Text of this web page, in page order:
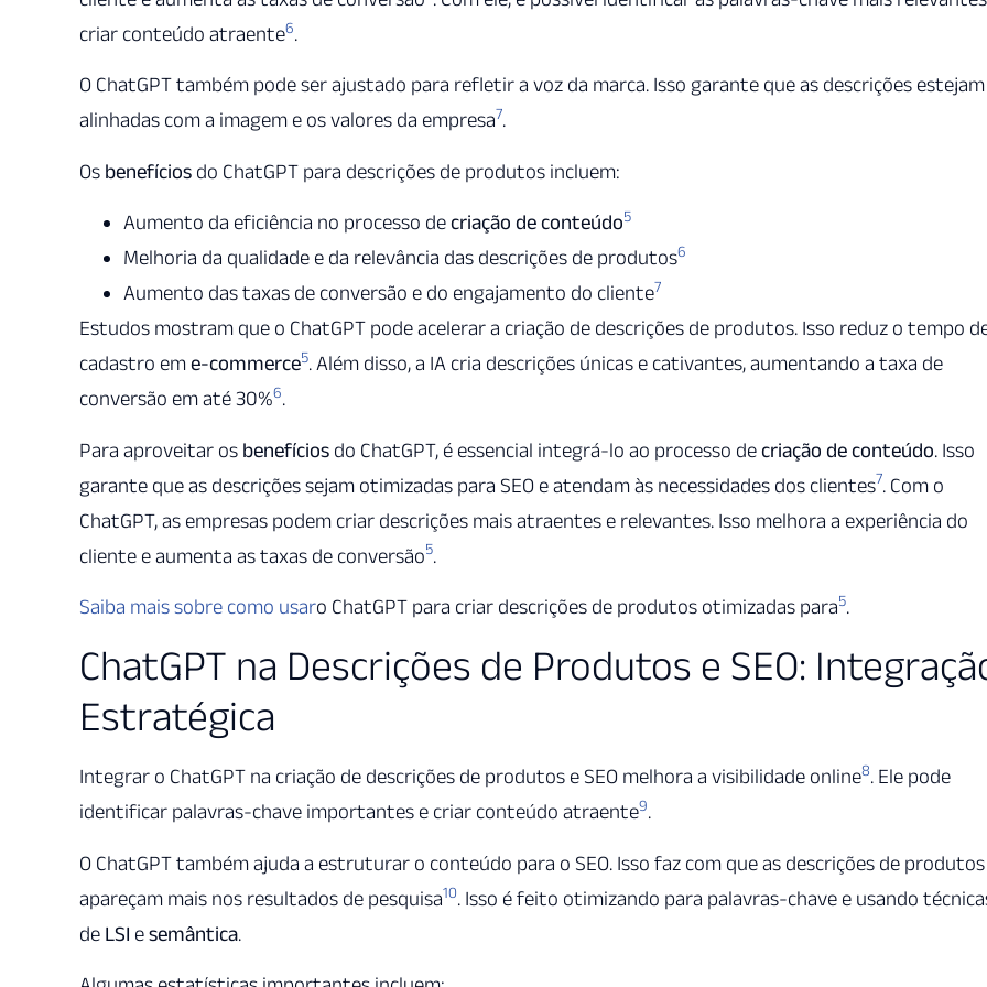
criar conteúdo atraente6.
O ChatGPT também pode ser ajustado para refletir a voz da marca. Isso garante que as descrições estejam
alinhadas com a imagem e os valores da empresa7.
Os benefícios do ChatGPT para descrições de produtos incluem:
Aumento da eficiência no processo decriação de conteúdo5
Melhoria da qualidade e da relevância das descrições de produtos6
Aumento das taxas de conversão e do engajamento do cliente7
Estudos mostram que o ChatGPT pode acelerar a criação de descrições de produtos. Isso reduz o tempo
cadastro eme-commerce5. Além disso, a IA cria descrições únicas e cativantes, aumentando a taxa de
conversão em até 30%6.
Para aproveitar os benefícios do ChatGPT, é essencial integrá-lo ao processo decriação de conteúdo. Isso
garante que as descrições sejam otimizadas para SEO e atendam às necessidades dos clientes7. Com o
ChatGPT, as empresas podem criar descrições mais atraentes e relevantes. Isso melhora a experiência do
cliente e aumenta as taxas de conversão5.
Saiba mais sobre como usaro ChatGPT para criar descrições de produtos otimizadas para5.
ChatGPT na Descrições de Produtos e SEO:
Estratégica
Integrar o ChatGPT na criação de descrições de produtos e SEO melhora a visibilidade online8. Ele pode
identificar palavras-chave importantes e criar conteúdo atraente9.
O ChatGPT também ajuda a estruturar o conteúdo para o SEO. Isso faz com que as descrições de produtos
apareçam mais nos resultados de pesquisa10. Isso é feito otimizando para palavras-chave e usando
de LSI esemântica.